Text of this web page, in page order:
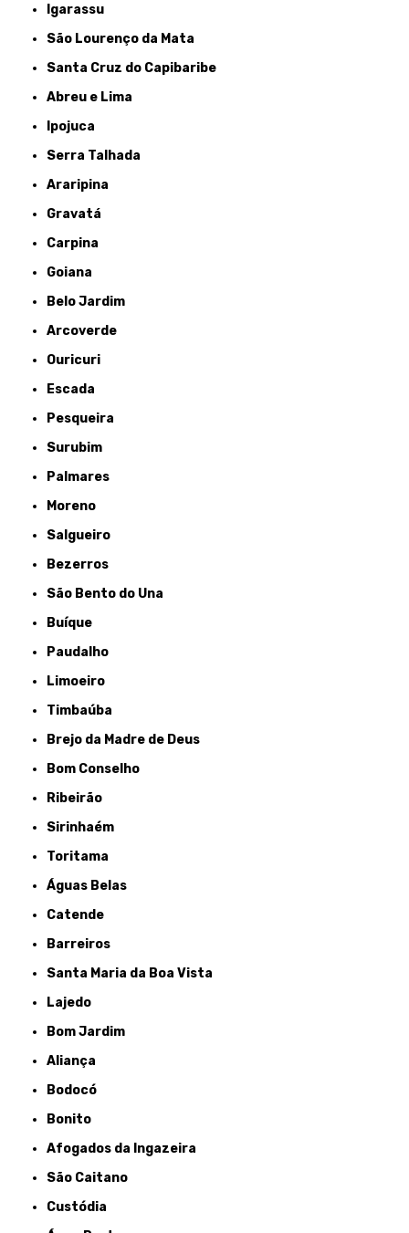
Igarassu
São Lourenço da Mata
Santa Cruz do Capibaribe
Abreu e Lima
Ipojuca
Serra Talhada
Araripina
Gravatá
Carpina
Goiana
Belo Jardim
Arcoverde
Ouricuri
Escada
Pesqueira
Surubim
Palmares
Moreno
Salgueiro
Bezerros
São Bento do Una
Buíque
Paudalho
Limoeiro
Timbaúba
Brejo da Madre de Deus
Bom Conselho
Ribeirão
Sirinhaém
Toritama
Águas Belas
Catende
Barreiros
Santa Maria da Boa Vista
Lajedo
Bom Jardim
Aliança
Bodocó
Bonito
Afogados da Ingazeira
São Caitano
Custódia